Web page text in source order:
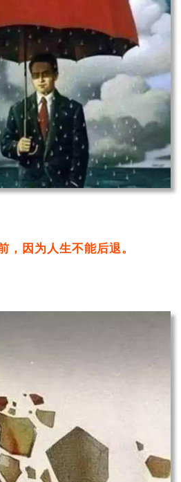
，因为人生不能后退。